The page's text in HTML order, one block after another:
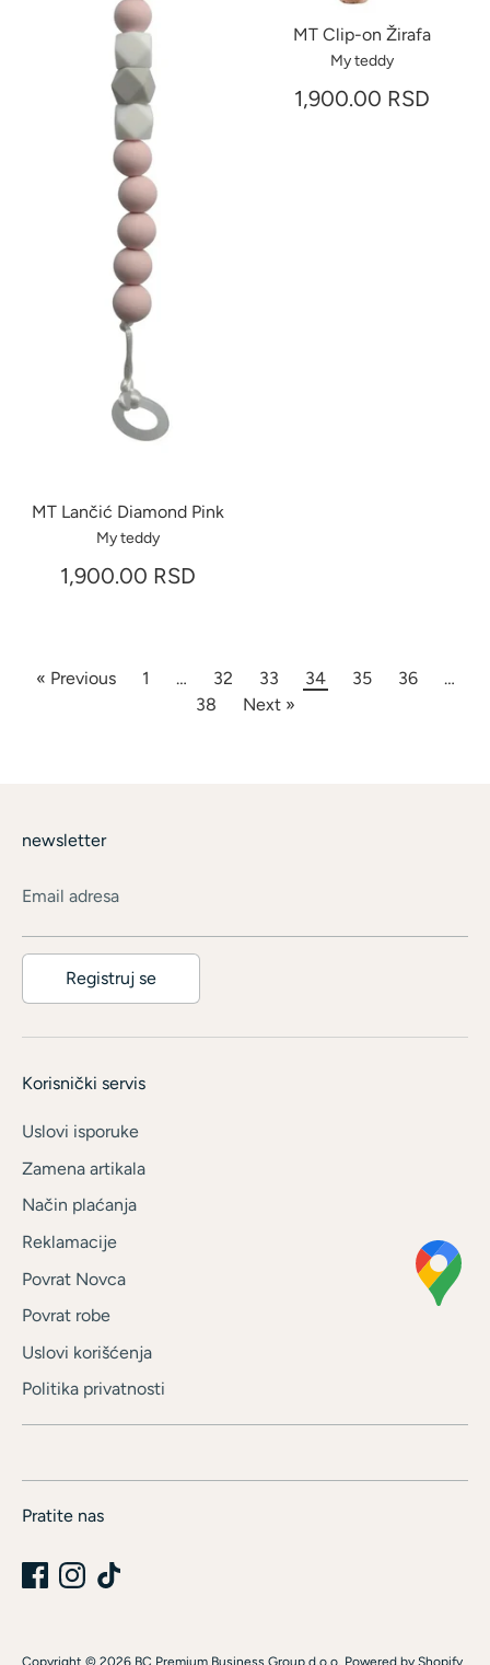
MT Lančić Diamond Pink
My teddy
1,900.00 RSD
MT Clip-on Žirafa
My teddy
1,900.00 RSD
« Previous 1 … 32 33 34 35 36
…
38
Next »
newsletter
Email adresa
Registruj se
Korisnički servis
Uslovi isporuke
Zamena artikala
Način plaćanja
Reklamacije
Povrat Novca
Povrat robe
Uslovi korišćenja
Politika privatnosti
Pratite nas
Copyright © 2026 BC Premium Business Group d.o.o Powered by Shopify